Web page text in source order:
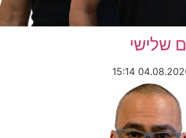
שלישי
15:14